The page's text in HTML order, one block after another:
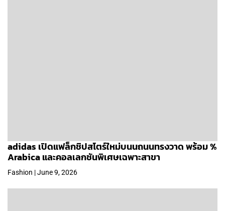
adidas เปิดแฟล็กชิปสโตร์ใหม่บนนถนนทรงวาด พร้อม %
Arabica และคอลเลกชันพิเศษเฉพาะสาขา
Fashion | June 9, 2026